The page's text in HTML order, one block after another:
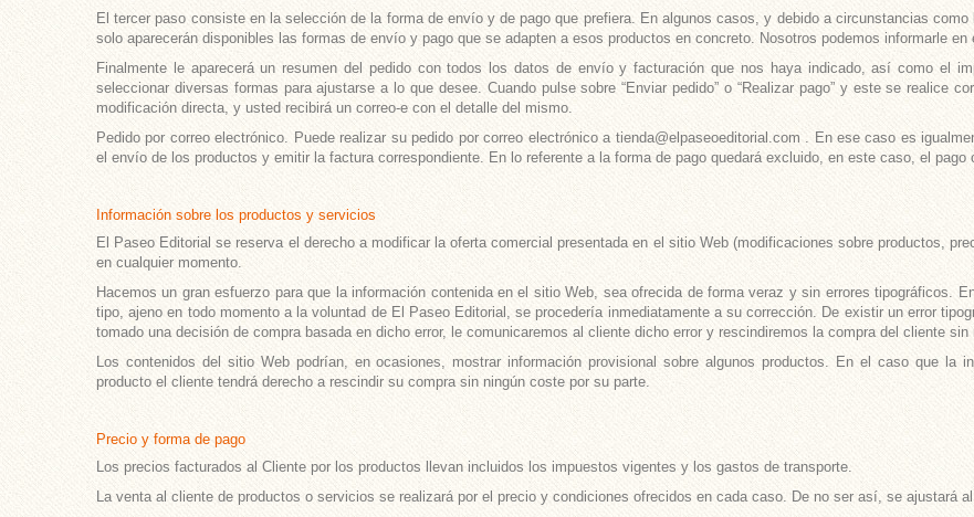
El tercer paso consiste en la selección de la forma de envío y de pago que prefiera. En algunos casos, y debido a circunstancias
solo aparecerán disponibles las formas de envío y pago que se adapten a esos productos en concreto. Nosotros podemos informarle
Finalmente le aparecerá un resumen del pedido con todos los datos de envío y facturación que nos haya indicado, así como el
seleccionar diversas formas para ajustarse a lo que desee. Cuando pulse sobre “Enviar pedido” o “Realizar pago” y este se realice
modificación directa, y usted recibirá un correo-e con el detalle del mismo.
Pedido por correo electrónico. Puede realizar su pedido por correo electrónico a tienda@elpaseoeditorial.com . En ese caso es
el envío de los productos y emitir la factura correspondiente. En lo referente a la forma de pago quedará excluido, en este caso, el pago
Información sobre los productos y servicios
El Paseo Editorial se reserva el derecho a modificar la oferta comercial presentada en el sitio Web (modificaciones sobre productos,
en cualquier momento.
Hacemos un gran esfuerzo para que la información contenida en el sitio Web, sea ofrecida de forma veraz y sin errores tipográficos.
tipo, ajeno en todo momento a la voluntad de El Paseo Editorial, se procedería inmediatamente a su corrección. De existir un error
tomado una decisión de compra basada en dicho error, le comunicaremos al cliente dicho error y rescindiremos la compra del cliente
Los contenidos del sitio Web podrían, en ocasiones, mostrar información provisional sobre algunos productos. En el caso que la
producto el cliente tendrá derecho a rescindir su compra sin ningún coste por su parte.
Precio y forma de pago
Los precios facturados al Cliente por los productos llevan incluidos los impuestos vigentes y los gastos de transporte.
La venta al cliente de productos o servicios se realizará por el precio y condiciones ofrecidos en cada caso. De no ser así, se ajustará